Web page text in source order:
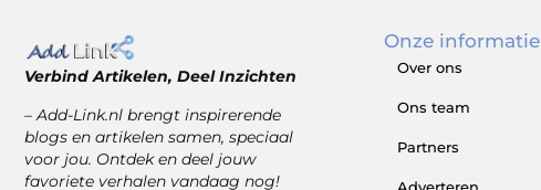
Verbind Artikelen, Deel Inzichten
– Add-Link.nl brengt inspirerende
blogs en artikelen samen, speciaal
voor jou. Ontdek en deel jouw
favoriete verhalen vandaag nog!
Onze informatie
Over ons
Ons team
Partners
Adverteren